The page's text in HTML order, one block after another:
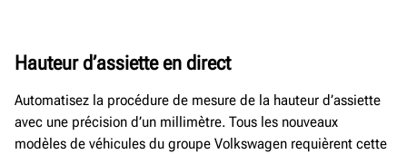
Hauteur d’assiette en direct
Automatisez la procédure de mesure de la hauteur d’assiette
avec une précision d’un millimètre. Tous les nouveaux
modèles de véhicules du groupe Volkswagen requièrent cette